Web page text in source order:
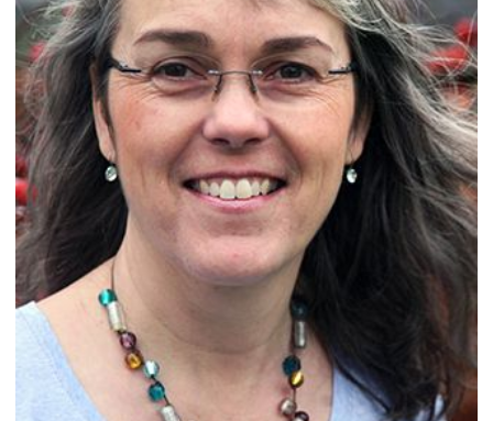
home Impressum Datenschutz Kontakt